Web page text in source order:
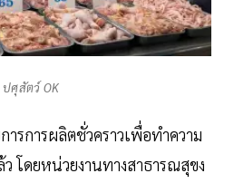
ปศุสัตว์ OK
รการผลิตชั่วคราวเพื่อทำความ
โดยหน่วยงานทางสาธารณสุขง